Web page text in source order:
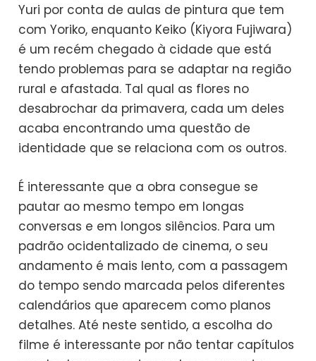
Yuri por conta de aulas de pintura que tem
com Yoriko, enquanto Keiko (Kiyora Fujiwara)
é um recém chegado à cidade que está
tendo problemas para se adaptar na região
rural e afastada. Tal qual as flores no
desabrochar da primavera, cada um deles
acaba encontrando uma questão de
identidade que se relaciona com os outros.
É interessante que a obra consegue se
pautar ao mesmo tempo em longas
conversas e em longos silêncios. Para um
padrão ocidentalizado de cinema, o seu
andamento é mais lento, com a passagem
do tempo sendo marcada pelos diferentes
calendários que aparecem como planos
detalhes. Até neste sentido, a escolha do
filme é interessante por não tentar capítulos